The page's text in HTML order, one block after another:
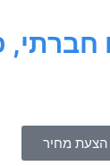
חברתי,
הצעת מחיר